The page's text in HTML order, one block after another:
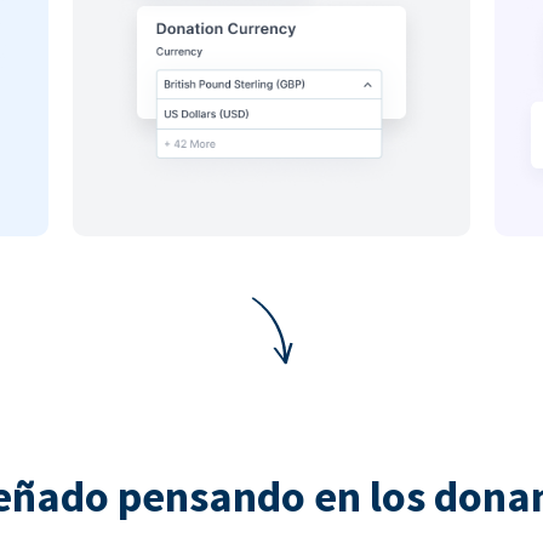
pensando en los